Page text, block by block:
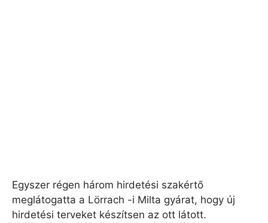
Egyszer régen három hirdetési szakértő
meglátogatta a Lörrach -i Milta gyárat, hogy új
hirdetési terveket készítsen az ott látott.